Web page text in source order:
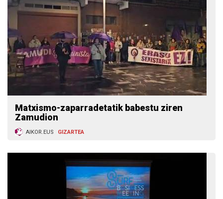
Matxismo-zaparradetatik babestu ziren
Zamudion
AIKOR.EUS GIZARTEA